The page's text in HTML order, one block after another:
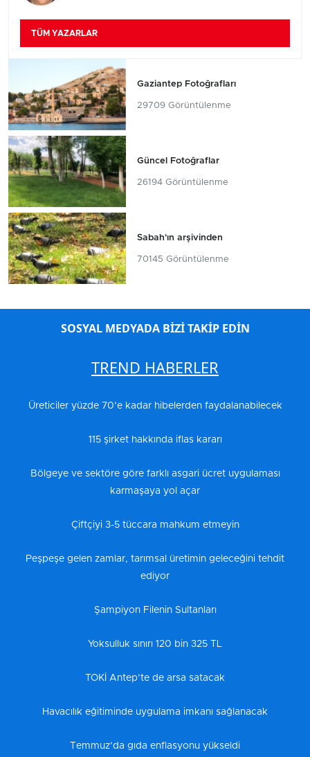
TÜM YAZARLAR
Gaziantep Fotoğrafları
29709 Görüntülenme
Güncel Fotoğraflar
26194 Görüntülenme
Sabah'ın arşivinden
70145 Görüntülenme
SOSYAL MEDYADA BİZİ TAKİP EDİN
TREND HABERLER
Üreticiler yüzde 70’e kadar hibelerden faydalanabilecek
115 şirket hakkında iflas kararı
Bölgeye ve sektöre göre farklı asgari ücret uygulaması
karmaşaya yol açar
Çiftçiyi 3-5 tüccara mahkum etmeyin
Peşpeşe gelen zamlar, tarımsal üretimin geleceğini tehdit
ediyor
Şampiyon Filenin Sultanları
Yoksulluk sınırı 120 bin 325 TL
TOKİ Antep’te de arsa satacak
Havacılık eğitiminde uygulama imkanı sağlanacak
Temmuz’da gıda enflasyonu yükseldi